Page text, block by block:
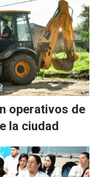
operativos de
la ciudad